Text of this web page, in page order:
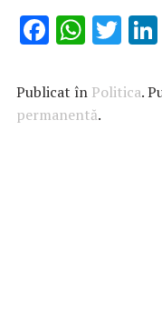
F
e
b
W
at
s
T
it
Publicat în Politica.
permanentă.